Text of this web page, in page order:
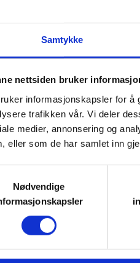
Samtykke
nettsiden bruker
informasjonskapsler for å
trafikken vår. Vi deler
medier, annonsering og
eller som de har samlet inn
Nødvendige
gruppen på Facebook.
stier og er ute i all
time og starter
Etter turen er alle
og noe å bite i for de
og åpne for alle.
enkle turer er vi 1 –
- det er alltid plass til
: Rykkinn seniorsenter.